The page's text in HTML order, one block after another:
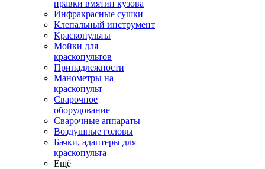
правки вмятин кузова
Инфракрасные сушки
Клепальный инструмент
Краскопульты
Мойки для
краскопультов
Принадлежности
Манометры на
краскопульт
Сварочное
оборудование
Сварочные аппараты
Воздушные головы
Бачки, адаптеры для
краскопульта
Ещё